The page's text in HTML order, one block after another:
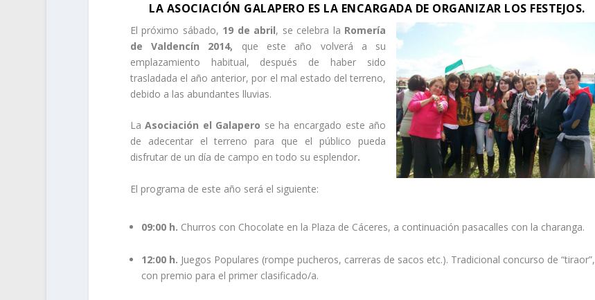
LA ASOCIACIÓN GALAPERO ES LA ENCARGADA DE ORGANIZAR LOS FESTEJOS.
El próximo sábado, 19 de abril, se celebra la Romería
de Valdencín 2014, que este año volverá a su
emplazamiento habitual, después de haber sido
trasladada el año anterior, por el mal estado del terreno,
debido a las abundantes lluvias.
LaAsociación el Galapero se ha encargado este año
de adecentar el terreno para que el público pueda
disfrutar de un día de campo en todo su esplendor.
El programa de este año será el siguiente:
09:00 h. Churros con Chocolate en la Plaza de Cáceres, a continuación pasacalles con la charanga.
12:00 h. Juegos Populares (rompe pucheros, carreras de sacos etc.). Tradicional concurso de “tiraor”,
con premio para el primer clasificado/a.